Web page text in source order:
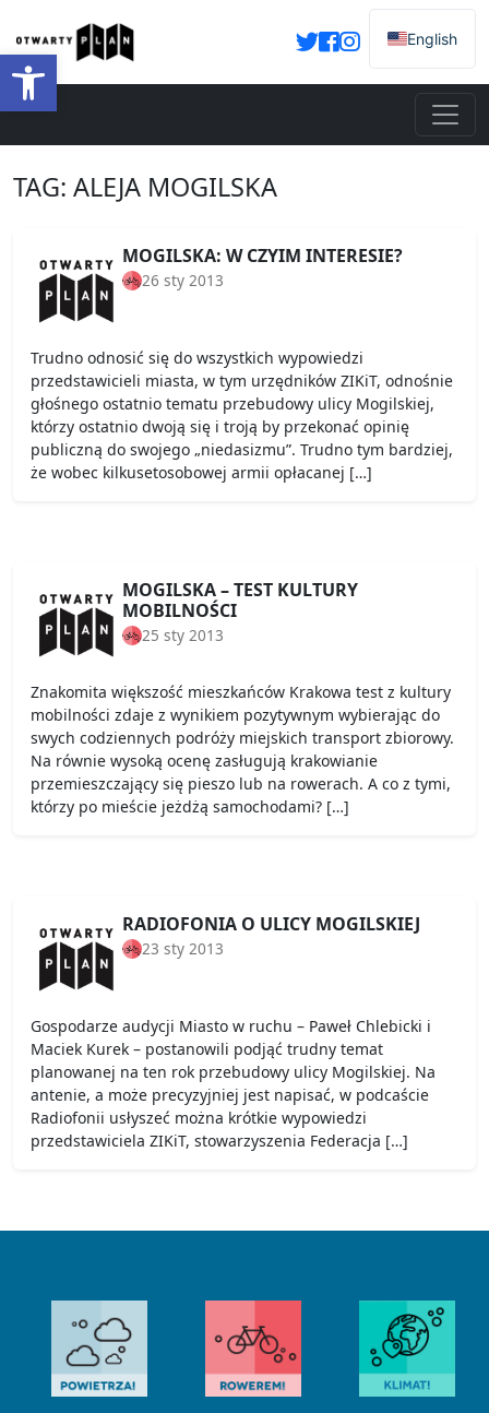
Otwórz pasek narzędzi
English
TAG: ALEJA MOGILSKA
MOGILSKA: W CZYIM INTERESIE?
26 sty 2013
Trudno odnosić się do wszystkich wypowiedzi
przedstawicieli miasta, w tym urzędników ZIKiT, odnośnie
głośnego ostatnio tematu przebudowy ulicy Mogilskiej,
którzy ostatnio dwoją się i troją by przekonać opinię
publiczną do swojego „niedasizmu”. Trudno tym bardziej,
że wobec kilkusetosobowej armii opłacanej […]
MOGILSKA – TEST KULTURY
MOBILNOŚCI
25 sty 2013
Znakomita większość mieszkańców Krakowa test z kultury
mobilności zdaje z wynikiem pozytywnym wybierając do
swych codziennych podróży miejskich transport zbiorowy.
Na równie wysoką ocenę zasługują krakowianie
przemieszczający się pieszo lub na rowerach. A co z tymi,
którzy po mieście jeżdżą samochodami? […]
RADIOFONIA O ULICY MOGILSKIEJ
23 sty 2013
Gospodarze audycji Miasto w ruchu – Paweł Chlebicki i
Maciek Kurek – postanowili podjąć trudny temat
planowanej na ten rok przebudowy ulicy Mogilskiej. Na
antenie, a może precyzyjniej jest napisać, w podcaście
Radiofonii usłyszeć można krótkie wypowiedzi
przedstawiciela ZIKiT, stowarzyszenia Federacja […]